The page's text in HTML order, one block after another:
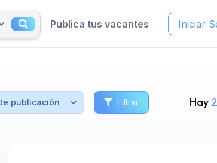
Publica tus vacantes Iniciar
Filtrar Hay 2